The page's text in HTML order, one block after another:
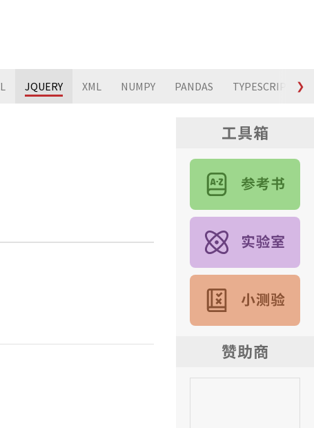
JQUERY XML NUMPY PANDAS TYPESCRIPT ❯